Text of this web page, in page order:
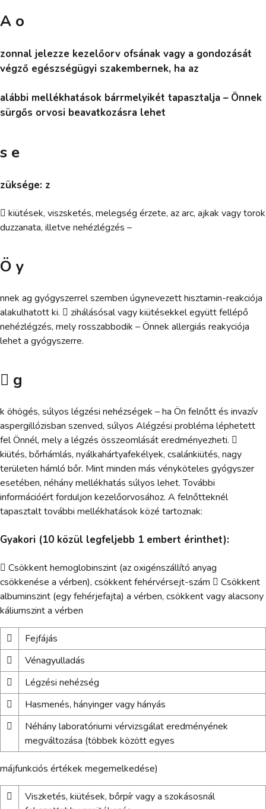
A o
zonnal jelezze kezelőorv ofsának vagy a gondozását
végző egészségügyi szakembernek, ha az
alábbi mellékhatások bárrmelyikét tapasztalja – Önnek
sürgős orvosi beavatkozásra lehet
s e
züksége: z
 kiütések, viszsketés, melegség érzete, az arc, ajkak vagy torok
duzzanata, illetve nehézlégzés –
Ö y
nnek ag gyógyszerrel szemben úgynevezett hisztamin-reakciója
alakulhatott ki.  zihálásósal vagy kiütésekkel együtt fellépő
nehézlégzés, mely rosszabbodik – Önnek allergiás reakyciója
lehet a gyógyszerre.
 g
k öhögés, súlyos légzési nehézségek – ha Ön felnőtt és invazív
aspergillózisban szenved, súlyos Alégzési probléma léphetett
fel Önnél, mely a légzés összeomlását eredményezheti. 
kiütés, bőrhámlás, nyálkahártyafekélyek, csalánkiütés, nagy
területen hámló bőr. Mint minden más vényköteles gyógyszer
esetében, néhány mellékhatás súlyos lehet. További
információért forduljon kezelőorvosához. A felnőtteknél
tapasztalt további mellékhatások közé tartoznak:
Gyakori (10 közül legfeljebb 1 embert érinthet):
 Csökkent hemoglobinszint (az oxigénszállító anyag
csökkenése a vérben), csökkent fehérvérsejt-szám  Csökkent
albuminszint (egy fehérjefajta) a vérben, csökkent vagy alacsony
káliumszint a vérben

Fejfájás

Vénagyulladás

Légzési nehézség

Hasmenés, hányinger vagy hányás

Néhány laboratóriumi vérvizsgálat eredményének
megváltozása (többek között egyes
májfunkciós értékek megemelkedése)

Viszketés, kiütések, bőrpír vagy a szokásosnál